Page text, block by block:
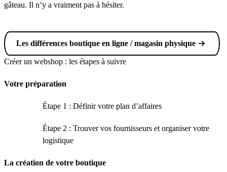
gâteau. Il n’y a vraiment pas à hésiter.
Les différences boutique en ligne / magasin physique
Créer un webshop : les étapes à suivre
Votre préparation
Étape 1 : Définir votre plan d’affaires
Étape 2 : Trouver vos fournisseurs et organiser votre
logistique
La création de votre boutique